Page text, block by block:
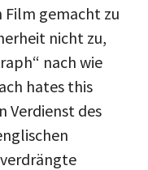
Film gemacht zu
nicht zu,
nach wie
hates this
Verdienst des